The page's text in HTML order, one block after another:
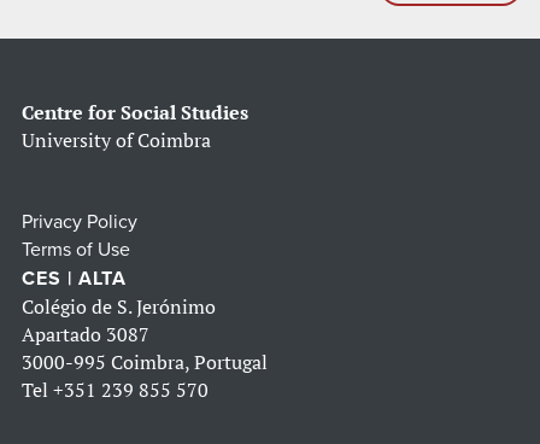
Centre for Social Studies
University of Coimbra
Privacy Policy
Terms of Use
CES | ALTA
Colégio de S. Jerónimo
Apartado 3087
3000-995 Coimbra, Portugal
Tel +351 239 855 570